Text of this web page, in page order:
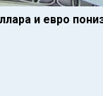
и евро